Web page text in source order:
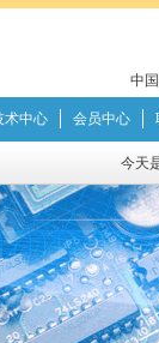
中
术中心 会员中心
今天